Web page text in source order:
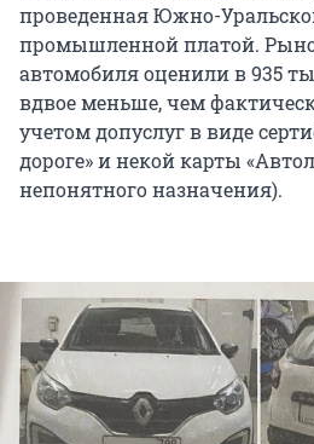
проведенная Южно-
промышленной платой.
автомобиля оценили в 935
вдвое меньше, чем
учетом допуслуг в виде
дороге» и некой карты
непонятного назначения).